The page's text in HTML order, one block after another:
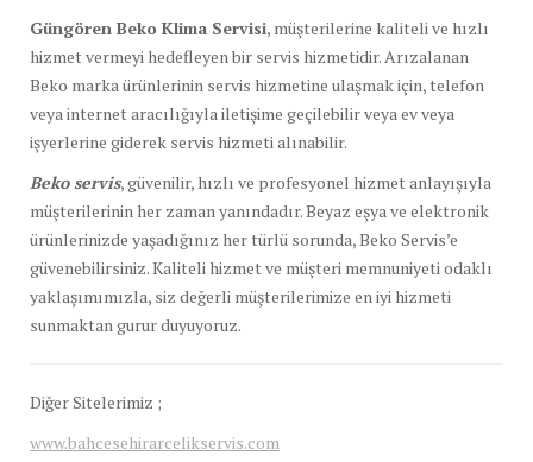
Güngören Beko Klima Servisi, müşterilerine kaliteli ve hızlı
hizmet vermeyi hedefleyen bir servis hizmetidir. Arızalanan
Beko marka ürünlerinin servis hizmetine ulaşmak için, telefon
veya internet aracılığıyla iletişime geçilebilir veya ev veya
işyerlerine giderek servis hizmeti alınabilir.
Beko servis, güvenilir, hızlı ve profesyonel hizmet anlayışıyla
müşterilerinin her zaman yanındadır. Beyaz eşya ve elektronik
ürünlerinizde yaşadığınız her türlü sorunda, Beko Servis’e
güvenebilirsiniz. Kaliteli hizmet ve müşteri memnuniyeti odaklı
yaklaşımımızla, siz değerli müşterilerimize en iyi hizmeti
sunmaktan gurur duyuyoruz.
Diğer Sitelerimiz ;
www.bahcesehirarcelikservis.com